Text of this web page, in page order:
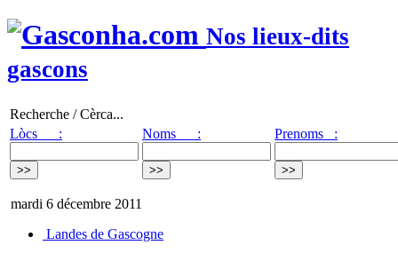
Nos lieux-dits
gascons
Recherche / Cèrca...
Lòcs :
Noms : Prenoms :
mardi 6 décembre 2011
Landes de Gascogne